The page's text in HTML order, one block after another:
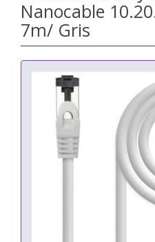
Nanocable
7m/ Gris